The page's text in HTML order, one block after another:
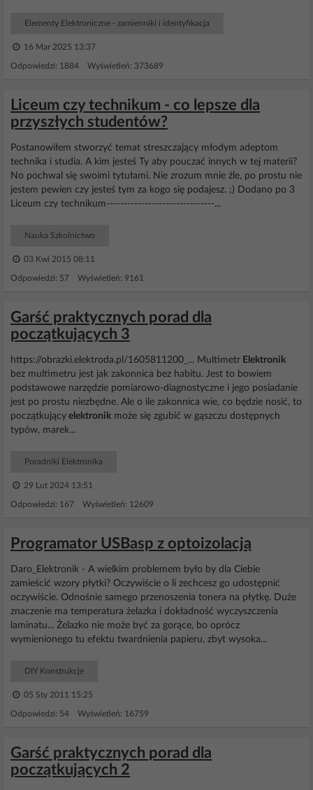
Elementy Elektroniczne - zamienniki i identyfikacja
16 Mar 2025 13:37
Odpowiedzi: 1884 Wyświetleń: 373689
Liceum czy technikum - co lepsze dla
przyszłych studentów?
Postanowiłem stworzyć temat streszczający młodym adeptom
technika i studia. A kim jesteś Ty aby pouczać innych w tej materii?
No pochwal się swoimi tytułami. Nie zrozum mnie źle, po prostu nie
jestem pewien czy jesteś tym za kogo się podajesz. ;) Dodano po 3
Liceum czy technikum-------------------------------...
Nauka Szkolnictwo
03 Kwi 2015 08:11
Odpowiedzi: 57 Wyświetleń: 9161
Garść praktycznych porad dla
początkujących 3
https://obrazki.elektroda.pl/1605811200_... Multimetr Elektronik
bez multimetru jest jak zakonnica bez habitu. Jest to bowiem
podstawowe narzędzie pomiarowo-diagnostyczne i jego posiadanie
jest po prostu niezbędne. Ale o ile zakonnica wie, co będzie nosić, to
początkujący elektronik może się zgubić w gąszczu dostępnych
typów, marek...
Poradniki Elektronika
29 Lut 2024 13:51
Odpowiedzi: 167 Wyświetleń: 12609
Programator USBasp z optoizolacją
Daro_Elektronik - A wielkim problemem było by dla Ciebie
zamieścić wzory płytki? Oczywiście o li zechcesz go udostępnić
oczywiście. Odnośnie samego przenoszenia tonera na płytkę. Duże
znaczenie ma temperatura żelazka i dokładność wyczyszczenia
laminatu... Żelazko nie może być za gorące, bo oprócz
wymienionego tu efektu twardnienia papieru, zbyt wysoka...
DIY Konstrukcje
05 Sty 2011 15:25
Odpowiedzi: 54 Wyświetleń: 16759
Garść praktycznych porad dla
początkujących 2